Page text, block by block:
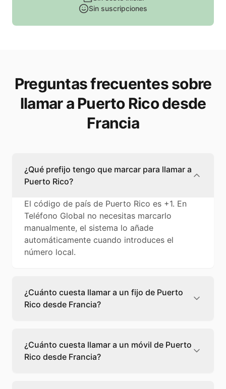
Sin suscripciones
Preguntas frecuentes sobre
llamar a Puerto Rico desde
Francia
¿Qué prefijo tengo que marcar para llamar a
Puerto Rico?
El código de país de Puerto Rico es +1. En
Teléfono Global no necesitas marcarlo
manualmente, el sistema lo añade
automáticamente cuando introduces el
número local.
¿Cuánto cuesta llamar a un fijo de Puerto
Rico desde Francia?
cuesta 0,68 €/min con Teléfono Global. Verás
el precio exacto antes de marcar para que
sepas qué vas a gastar.
¿Cuánto cuesta llamar a un móvil de Puerto
Rico desde Francia?